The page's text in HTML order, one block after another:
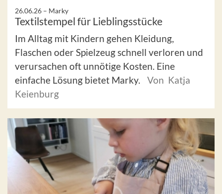
26.06.26 – Marky
Textilstempel für Lieblingsstücke
Im Alltag mit Kindern gehen Kleidung,
Flaschen oder Spielzeug schnell verloren und
verursachen oft unnötige Kosten. Eine
einfache Lösung bietet Marky.
Von Katja
Keienburg